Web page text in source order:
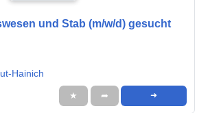
und Stab (m/w/d) gesucht
Hainich
★ ➦ ➜